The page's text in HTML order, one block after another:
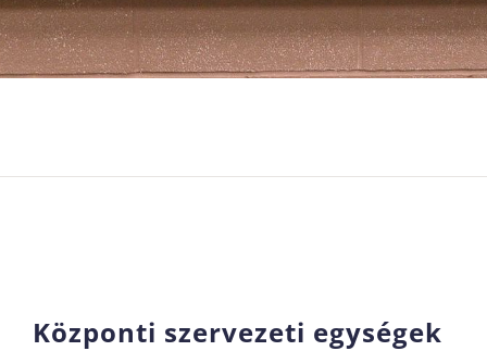
Központi szervezeti egységek